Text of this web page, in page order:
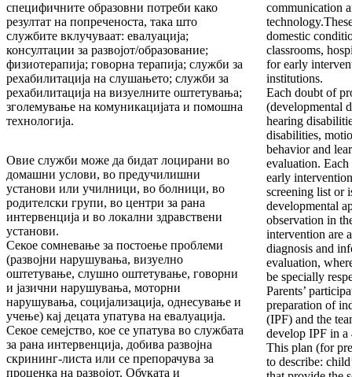
специфичните образовни потреби како
резултат на попреченоста, така што
службите вклучуваат: евалуација;
консултации за развојот/образование;
физиотерапија; говорна терапија; служби за
рехабилитација на слушањето; служби за
рехабилитација на визуелните оштетувања;
зголемување на комуникацијата и помошна
технологија.
communication
domestic
classrooms,
for early
institutions.
Each doubt of
(developmental
hearing
disabilities,
behavior and
evaluation.
early
screening list or
developmental
observation in
intervention are
diagnosis and
evaluation,
be specially
Parents’
preparation of
(IPF) and the
develop IPF in a
This plan (for
to describe:
Овие служби може да бидат лоцирани во
домашни услови, во предучилишни
установи или училници, во болници, во
родителски групи, во центри за рана
интервенција и во локални здравствени
установи.
Секое сомневање за постоење проблеми
(развојни нарушувања, визуелно
оштетување, слушно оштетување, говорни
и јазични нарушувања, моторни
нарушувања, социјализација, однесување и
учење) кај децата упатува на евалуација.
Секое семејство, кое се упатува во службата
за рана интервенција, добива развојна
скрининг-листа или се препорачува за
проценка на развојот. Обуката и